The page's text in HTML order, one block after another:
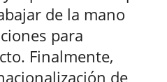
de la mano
para
Finalmente,
de